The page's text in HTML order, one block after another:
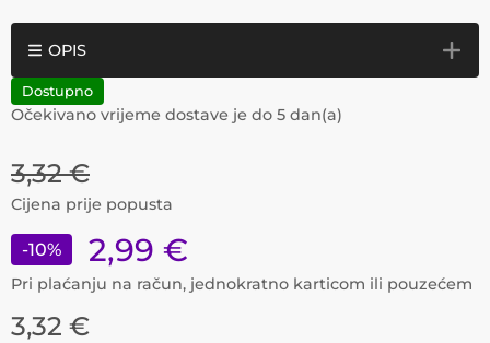
OPIS
Dostupno
Očekivano vrijeme dostave je do 5 dan(a)
3,32 €
Cijena prije popusta
-10% 2,99 €
Pri plaćanju na račun, jednokratno karticom ili pouzećem
3,32 €